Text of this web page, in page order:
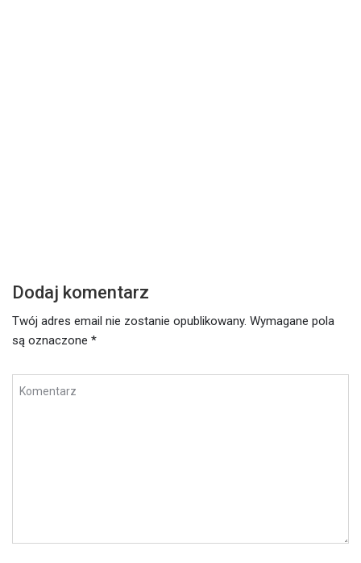
Dodaj komentarz
Twój adres email nie zostanie opublikowany. Wymagane pola
są oznaczone *